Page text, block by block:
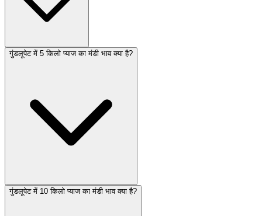
गुंडलूपेट में 5 किलो प्याज का मंडी भाव क्या है?
गुंडलूपेट में 10 किलो प्याज का मंडी भाव क्या है?